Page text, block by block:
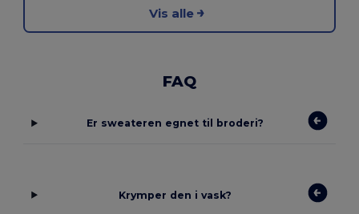
Vis alle
FAQ
Er sweateren egnet til broderi?
Krymper den i vask?